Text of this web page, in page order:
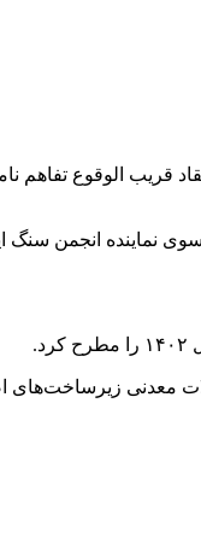
الوقوع تفاهم
نماینده انجمن سنگ
معدنی